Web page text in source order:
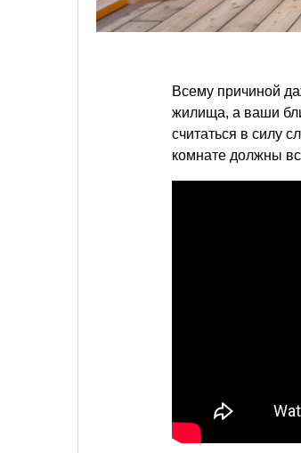
Всему причиной
жилища, а ваши
считаться в силу
комнате должны